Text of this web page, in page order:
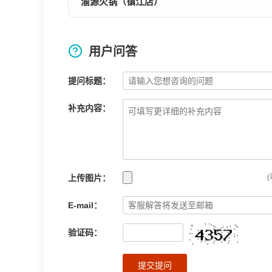
用户问答
提问标题：
补充内容：
上传图片： (
E-mail：
验证码：
提交提问